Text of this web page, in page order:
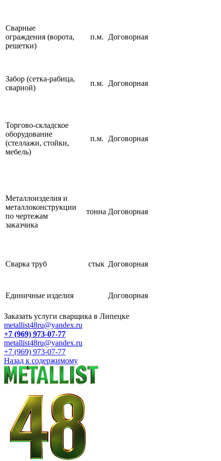
Сварные
ограждения (ворота,
решетки)
п.м. Договорная
Забор (сетка-рабица,
сварной)
п.м. Договорная
Торгово-складское
оборудование
(стеллажи, стойки,
мебель)
п.м. Договорная
Металлоизделия и
металлоконструкции
по чертежам
заказчика
тонна Договорная
Сварка труб стык Договорная
Единичные изделия Договорная
Заказать услуги сварщика в Липецке
metallist48ru@yandex.ru
+7 (969) 973-07-77
metallist48ru@yandex.ru
+7 (969) 973-07-77
Назад к содержимому